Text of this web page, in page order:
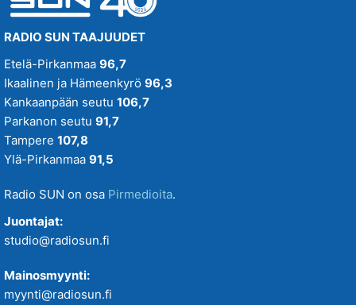
RADIO SUN TAAJUUDET
Etelä-Pirkanmaa 96,7
Ikaalinen ja Hämeenkyrö 96,3
Kankaanpään seutu 106,7
Parkanon seutu 91,7
Tampere 107,8
Ylä-Pirkanmaa 91,5
Radio SUN on osa Pirmedioita.
Juontajat:
studio@radiosun.fi
Mainosmyynti:
myynti@radiosun.fi